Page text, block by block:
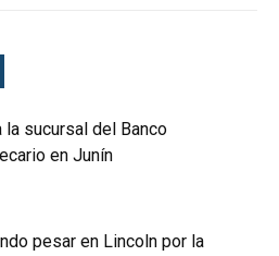
la sucursal del Banco
en Junín
pesar en Lincoln por la